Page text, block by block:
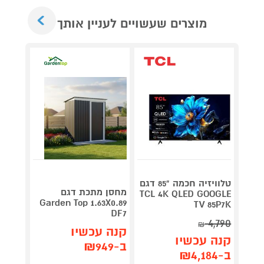
מוצרים שעשויים לעניין אותך
טלוויזיה חכמה "85 דגם
TCL 4K QLED GOOGLE
TV 85P7K
4,790
₪
קנה עכשיו
ב-₪4,184
מחסן מתכת דגם
Garden Top 1.63X0.89
DF7
קנה עכשיו
ב-₪949